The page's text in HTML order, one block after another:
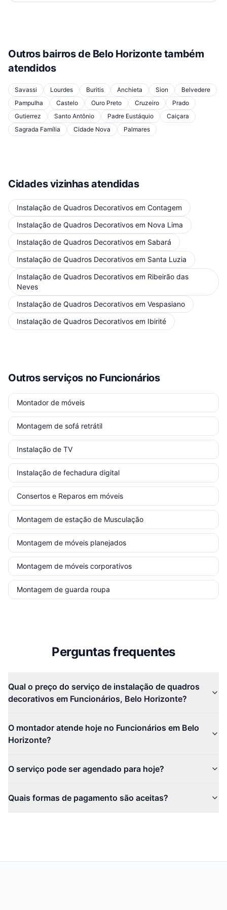
Outros bairros de Belo Horizontetambém
atendidos
Savassi Lourdes Buritis Anchieta Sion
Belvedere
Pampulha
Castelo Ouro Preto Cruzeiro
Prado
Gutierrez
Santo Antônio Padre Eustáquio
Caiçara
Sagrada Família
Cidade Nova Palmares
Cidades vizinhas atendidas
Instalação de Quadros Decorativos em Contagem
Instalação de Quadros Decorativos em Nova Lima
Instalação de Quadros Decorativos em Sabará
Instalação de Quadros Decorativos em Santa Luzia
Instalação de Quadros Decorativos em Ribeirão das
Neves
Instalação de Quadros Decorativos em Vespasiano
Instalação de Quadros Decorativos em Ibirité
Outros serviços no Funcionários
Montador de móveis
Montagem de sofá retrátil
Instalação de TV
Instalação de fechadura digital
Consertos e Reparos em móveis
Montagem de estação de Musculação
Montagem de móveis planejados
Montagem de móveis corporativos
Montagem de guarda roupa
Perguntas frequentes
Qual o preço do serviço de instalação de quadros
decorativos em Funcionários, Belo Horizonte?
O montador atende hoje no Funcionários em Belo
Horizonte?
O serviço pode ser agendado para hoje?
Quais formas de pagamento são aceitas?